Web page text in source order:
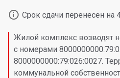
 Срок сдачи перенесен на
Жилой комплекс возводят
с номерами
8000000000:79:026:0027.
коммунальной